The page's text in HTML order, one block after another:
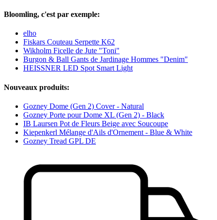
Bloomling, c'est par exemple:
elho
Fiskars Couteau Serpette K62
Wikholm Ficelle de Jute "Toni"
Burgon & Ball Gants de Jardinage Hommes "Denim"
HEISSNER LED Spot Smart Light
Nouveaux produits:
Gozney Dome (Gen 2) Cover - Natural
Gozney Porte pour Dome XL (Gen 2) - Black
IB Laursen Pot de Fleurs Beige avec Soucoupe
Kiepenkerl Mélange d'Ails d'Ornement - Blue & White
Gozney Tread GPL DE